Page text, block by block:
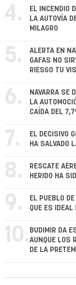
4.
EL INCENDIO
LA AUTOVÍA
MILAGRO
5.
ALERTA EN
GAFAS NO
RIESGO TU
6.
NAVARRA SE
LA
CAÍDA DEL
7.
EL DECISIVO
HA SALVADO
8.
RESCATE
HERIDO HA
9.
EL PUEBLO
QUE ES IDEAL
10. BUDIMIR DA
AUNQUE LOS
DE LA